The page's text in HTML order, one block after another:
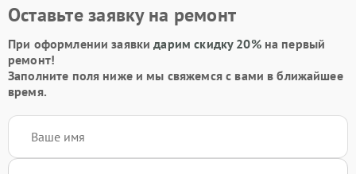
Оставьте заявку на ремонт
При оформлении заявкидарим скидку 20%на первый
ремонт!
Заполните поля ниже и мы свяжемся с вами в ближайшее
время.